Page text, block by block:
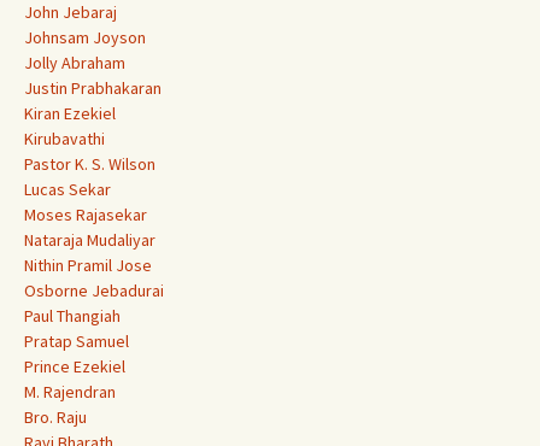
John Jebaraj
Johnsam Joyson
Jolly Abraham
Justin Prabhakaran
Kiran Ezekiel
Kirubavathi
Pastor K. S. Wilson
Lucas Sekar
Moses Rajasekar
Nataraja Mudaliyar
Nithin Pramil Jose
Osborne Jebadurai
Paul Thangiah
Pratap Samuel
Prince Ezekiel
M. Rajendran
Bro. Raju